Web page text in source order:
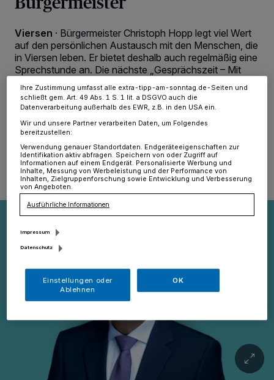
Viersen · Bürgermeister Christoph Hopp legt viel Wert
auf den persönlichen Austausch mit den Menschen, die
in Viersen leben. Er bietet deshalb auch regelmäßig eine
Sprechstunde an. Die nächste „Gesprächszeit – Mit
Christoph Hopp im Dialog“ findet als klassische
Sprechstunde statt am Donnerstag, 28. Mai.
12.05.2026 , 10:57 Uhr 2 Minuten Lesezeit
verarbeiten Daten, um Ihnen Dienste bereitzustellen“ aufgeführten
Zwecke. Wenn Tracker deaktiviert sind, sind manche Inhalte und
dieses Menü jederzeit wieder aufrufen, um Ihre Einstellungen zu
ändern oder Ihre Einwilligung zu widerrufen, indem Sie auf den Link
Einstellungen oder Ablehnen am unteren Rand der Webseite klicken.
Ihre Einstellungen gelten innerhalb unseres Website. Weitere
Informationen finden Sie in unserer Datenschutzerklärung.
Ihre Zustimmung umfasst alle extra-tipp-am-sonntag.de-Seiten und
schließt gem. Art. 49 Abs. 1 S. 1 lit. a DSGVO auch die
Datenverarbeitung außerhalb des EWR, z.B. in den USA ein.
Wir und unsere Partner verarbeiten Daten, um Folgendes
bereitzustellen:
Verwendung genauer Standortdaten. Endgeräteeigenschaften zur
Identifikation aktiv abfragen. Speichern von oder Zugriff auf
Informationen auf einem Endgerät. Personalisierte Werbung und
Inhalte, Messung von Werbeleistung und der Performance von
Inhalten, Zielgruppenforschung sowie Entwicklung und Verbesserung
von Angeboten.
Ausführliche Informationen
Impressum
Datenschutz
Einstellungen oder
Ablehnen
OK